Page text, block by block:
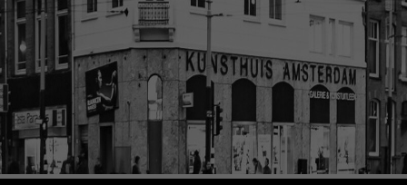
Lees meer